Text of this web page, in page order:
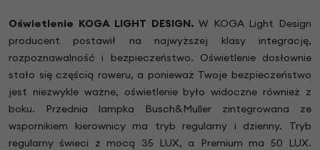
Oświetlenie KOGA LIGHT DESIGN.W KOGA Light Design
producent postawił na najwyższej klasy integrację,
rozpoznawalność i bezpieczeństwo. Oświetlenie dosłownie
stało się częścią roweru, a ponieważ Twoje bezpieczeństwo
jest niezwykle ważne, oświetlenie było widoczne również z
boku. Przednia lampka Busch&Muller zintegrowana ze
wspornikiem kierownicy ma tryb regularny i dzienny. Tryb
regularny świeci z mocą 35 LUX, a Premium ma 50 LUX.